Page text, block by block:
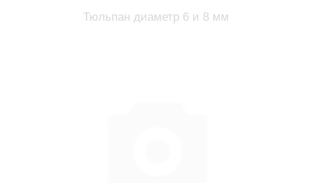
Тюльпан диаметр 6 и 8 мм